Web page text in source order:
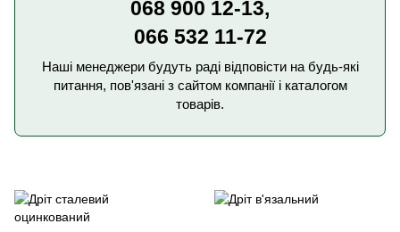
068 900 12-13,
066 532 11-72
Наші менеджери будуть раді відповісти на будь-які
питання, пов'язані з сайтом компанії і каталогом
товарів.